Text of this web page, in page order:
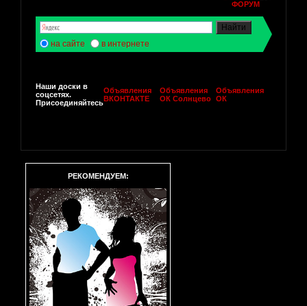
ФОРУМ
на сайте в интернете
Наши доски в
соцсетях.
Присоединяйтесь
Объявления
ВКОНТАКТЕ
Объявления
ОК Солнцево
Объявления
ОК
РЕКОМЕНДУЕМ: